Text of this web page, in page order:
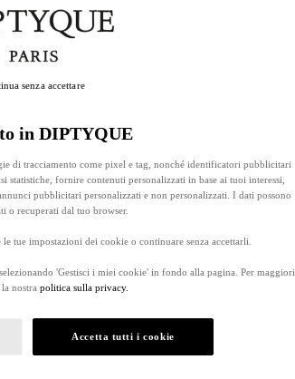
in DIPTYQUE
di tracciamento come pixel e tag, nonché identificatori pubblicitari
fornire contenuti personalizzati in base ai tuoi interessi,
pubblicitari personalizzati e non personalizzati. I dati possono
o recuperati dal tuo browser.
tue impostazioni dei cookie o continuare senza accettarli.
'Gestisci i miei cookie' in fondo alla pagina. Per maggiori
nostra politica sulla privacy.
Accetta tutti i cookie
senza accettare